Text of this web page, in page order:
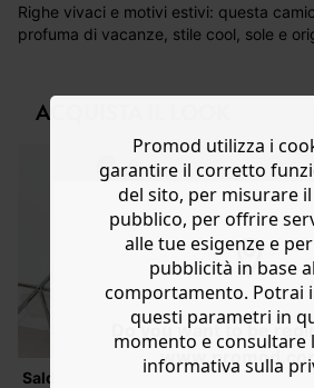
Do you want to be
decorrere dalla data dell’avvenuta
Aiuto
Righe vivaci e motivi estivi: questa
profuma di vacanze, stile cool, sole e
all'americana e fondo stondato.
biologico, coltivato senza pesticidi,
OGM, al fine di preservare la
ACQUISTA IL LOOK
Saldi
Promod utilizza i
garantire il corretto
del sito, per misurare
pubblico, per offrire
alle tue esigenze e
pubblicità in base
comportamento. Potrai
questi parametri in
momento e consultare
informativa sulla